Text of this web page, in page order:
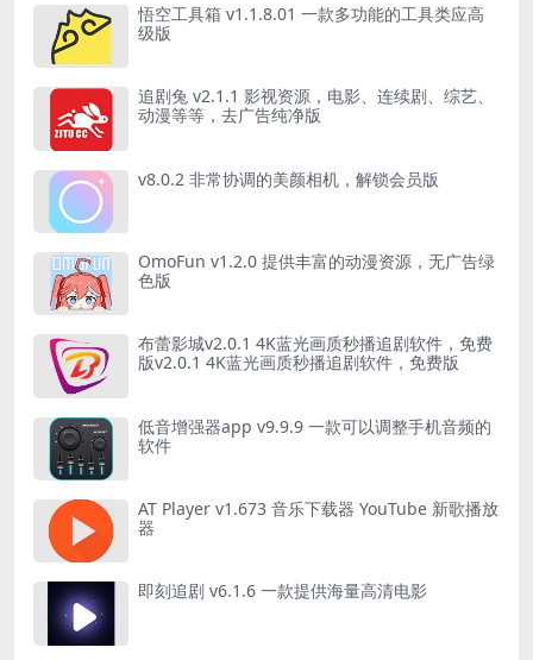
悟空工具箱 v1.1.8.01 一款多功能的工具类应高
级版
追剧兔 v2.1.1 影视资源，电影、连续剧、综艺、
动漫等等，去广告纯净版
v8.0.2 非常协调的美颜相机，解锁会员版
OmoFun v1.2.0 提供丰富的动漫资源，无广告绿
色版
布蕾影城v2.0.1 4K蓝光画质秒播追剧软件，免费
版v2.0.1 4K蓝光画质秒播追剧软件，免费版
低音增强器app v9.9.9 一款可以调整手机音频的
软件
AT Player v1.673 音乐下载器 YouTube 新歌播放
器
即刻追剧 v6.1.6 一款提供海量高清电影